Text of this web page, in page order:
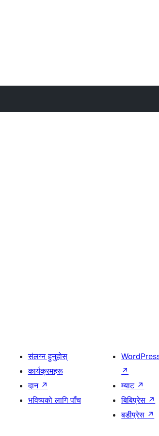
संलग्न हुनुहोस्
कार्यक्रमहरू
दान ↗
भविष्यको लागि पाँच
↗
म्याट ↗
बिबिप्रेस ↗
बडीप्रेस ↗